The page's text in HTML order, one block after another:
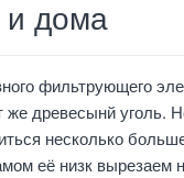
и дома
фильтрующего
же древесынй уголь.
несколько
её низк вырезаем